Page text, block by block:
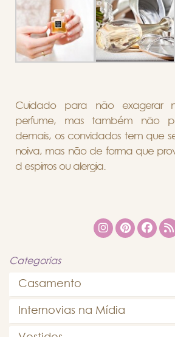
Cuidado para não exagerar
perfume, mas também não
demais, os convidados tem que
noiva, mas não de forma que
d espirros ou alergia.
Categorias
Casamento
Internovias na Mídia